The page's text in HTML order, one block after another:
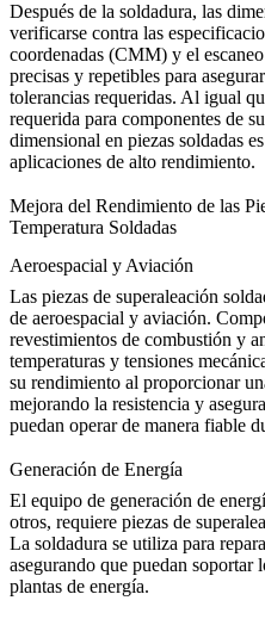
Después de la soldadura, las
verificarse contra las
coordenadas (CMM) y el
precisas y repetibles para
tolerancias requeridas. Al igual
requerida para componentes de
dimensional en piezas soldadas
aplicaciones de alto rendimiento.
Mejora del Rendimiento de las
Temperatura Soldadas
Aeroespacial y Aviación
Las piezas de superaleación
de aeroespacial y aviación.
revestimientos de combustión y
temperaturas y tensiones
su rendimiento al proporcionar
mejorando la resistencia y
puedan operar de manera fiable
Generación de Energía
El equipo de generación de
otros, requiere piezas de
La soldadura se utiliza para
asegurando que puedan soportar
plantas de energía.